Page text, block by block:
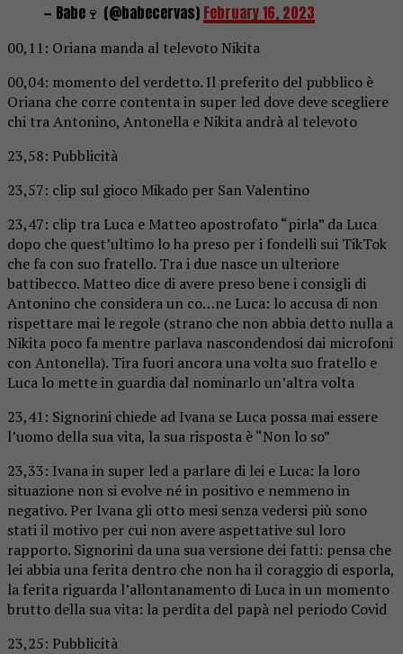
— Babe🍷 (@babecervas) February 16, 2023
00,11: Oriana manda al televoto Nikita
00,04: momento del verdetto. Il preferito del pubblico è
Oriana che corre contenta in super led dove deve scegliere
chi tra Antonino, Antonella e Nikita andrà al televoto
23,58: Pubblicità
23,57: clip sul gioco Mikado per San Valentino
23,47: clip tra Luca e Matteo apostrofato “pirla” da Luca
dopo che quest’ultimo lo ha preso per i fondelli sui TikTok
che fa con suo fratello. Tra i due nasce un ulteriore
battibecco. Matteo dice di avere preso bene i consigli di
Antonino che considera un co…ne Luca: lo accusa di non
rispettare mai le regole (strano che non abbia detto nulla a
Nikita poco fa mentre parlava nascondendosi dai microfoni
con Antonella). Tira fuori ancora una volta suo fratello e
Luca lo mette in guardia dal nominarlo un’altra volta
23,41: Signorini chiede ad Ivana se Luca possa mai essere
l’uomo della sua vita, la sua risposta è “Non lo so”
23,33: Ivana in super led a parlare di lei e Luca: la loro
situazione non si evolve né in positivo e nemmeno in
negativo. Per Ivana gli otto mesi senza vedersi più sono
stati il motivo per cui non avere aspettative sul loro
rapporto. Signorini da una sua versione dei fatti: pensa che
lei abbia una ferita dentro che non ha il coraggio di esporla,
la ferita riguarda l’allontanamento di Luca in un momento
brutto della sua vita: la perdita del papà nel periodo Covid
23,25: Pubblicità